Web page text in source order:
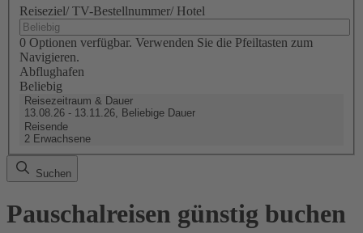
Reiseziel/ TV-Bestellnummer/ Hotel
0 Optionen verfügbar. Verwenden Sie die Pfeiltasten zum
Navigieren.
Abflughafen
Beliebig
Reisezeitraum & Dauer
13.08.26 - 13.11.26, Beliebige Dauer
Reisende
2 Erwachsene
Suchen
Pauschalreisen günstig buchen